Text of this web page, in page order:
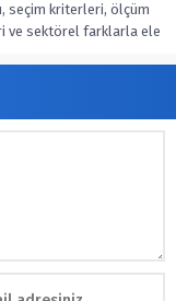
seçim kriterleri, ölçüm
ve sektörel farklarla ele